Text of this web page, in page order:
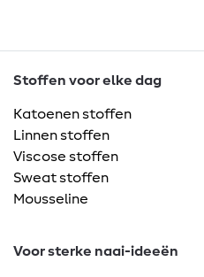
Stoffen voor elke dag
Katoenen stoffen
Linnen stoffen
Viscose stoffen
Sweat stoffen
Mousseline
Voor sterke naai-ideeën